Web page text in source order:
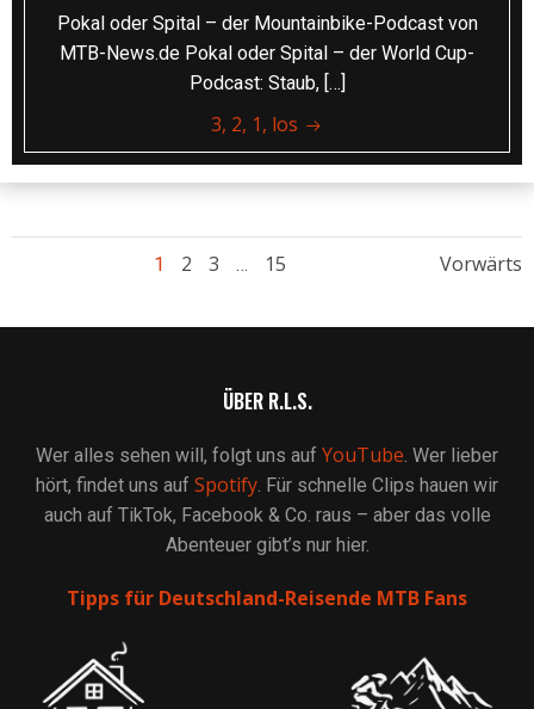
Pokal oder Spital – der Mountainbike-Podcast von
MTB-News.de Pokal oder Spital – der World Cup-
Podcast: Staub, […]
3, 2, 1, los
navigation
Page
1 Page
2 Page
3 … Page
15 Posts
Vorwärts
ÜBER R.L.S.
Wer alles sehen will, folgt uns auf YouTube. Wer lieber
hört, findet uns auf Spotify. Für schnelle Clips hauen wir
auch auf TikTok, Facebook & Co. raus – aber das volle
Abenteuer gibt’s nur hier.
Tipps für Deutschland-Reisende MTB Fans